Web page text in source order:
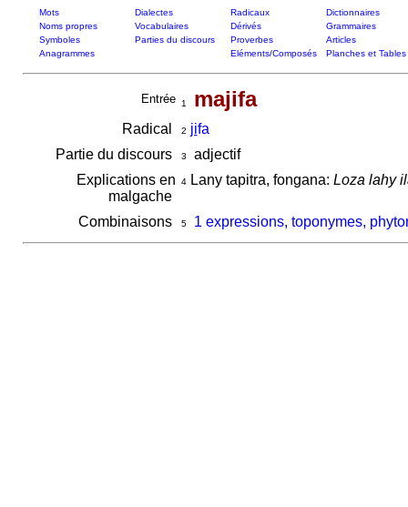
Mots Dialectes Radicaux
Dictionnaires
Noms propres
Vocabulaires Dérivés
Grammaires
Symboles
Parties du discours Proverbes
Articles
Anagrammes
Eléments/Composés Planches et Tables
Entrée 1 majifa
Radical 2 jifa
Partie du discours
3
adjectif
Explications en
malgache
4Lany tapitra, fongana: Loza lahy
Combinaisons 5 1 expressions, toponymes,